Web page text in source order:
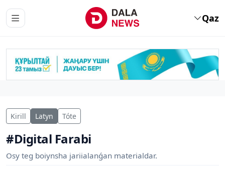
Qaz
Kirill Latyn Tóte
#Digital Farabi
Osy teg boiynsha jariialanǵan materialdar.